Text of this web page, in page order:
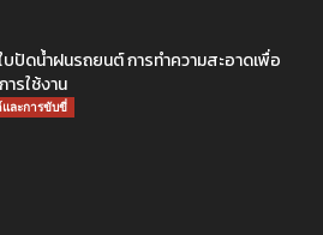
ปัดน้ำฝนรถยนต์ การทำความสะอาดเพื่อ
รใช้งาน
ละการขับขี่